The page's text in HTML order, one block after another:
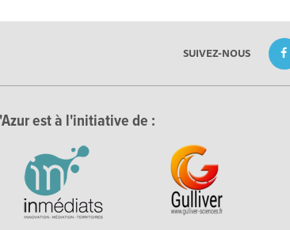
SUIVEZ-NOUS
est à l'initiative de :